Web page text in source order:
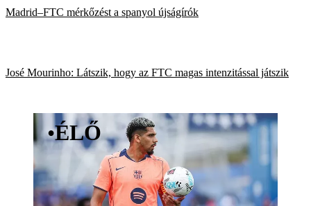
Madrid–FTC mérkőzést a spanyol újságírók
José Mourinho: Látszik, hogy az FTC magas intenzitással játszik
•ÉLŐ